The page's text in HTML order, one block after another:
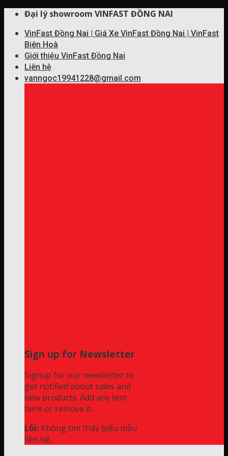
Skip
content
Đại lý showroom VINFAST ĐỒNG NAI
VinFast Đồng Nai | Giá Xe VinFast Đồng Nai | VinFast
Biên Hoà
Giới thiệu VinFast Đồng Nai
Liên hệ
vanngoc19941228@gmail.com
Sign up for Newsletter
Signup for our newsletter to
get notified about sales and
new products. Add any text
here or remove it.
Lỗi: Không tìm thấy biểu mẫu
liên hệ.